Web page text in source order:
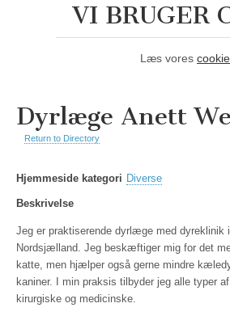
VI BRUGER
Læs vores
Dyrlæge Anett
Return to Directory
Hjemmeside kategori Diverse
Beskrivelse
Jeg er praktiserende dyrlæge med dyreklinik
Nordsjælland. Jeg beskæftiger mig for det
katte, men hjælper også gerne mindre
kaniner. I min praksis tilbyder jeg alle typer
kirurgiske og medicinske.